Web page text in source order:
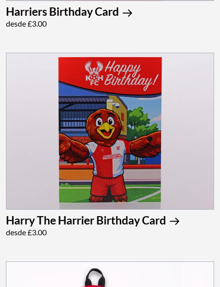
Harriers Birthday Card
desde £3.00
Harry The Harrier Birthday Card
desde £3.00